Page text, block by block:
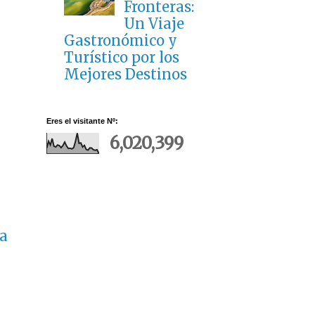
Fronteras:
Un Viaje
Gastronómico y
Turístico por los
Mejores Destinos
Eres el visitante Nº:
6,020,399